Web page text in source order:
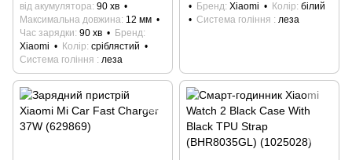
від акумулятора 90 хв
Максимальна довжина 12 мм
Час зарядки 90 хв
Бренд
Xiaomi
Колір сріблястий
Система гоління
леза
Бренд Xiaomi Колір білий
Система гоління
леза